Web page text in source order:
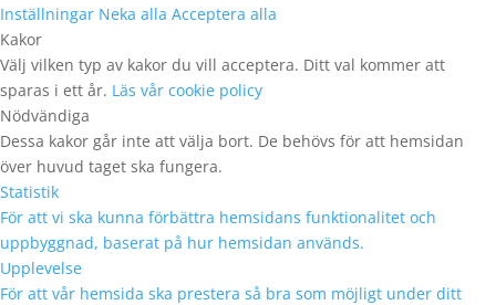
Inställningar Neka alla Acceptera alla
Kakor
Välj vilken typ av kakor du vill acceptera. Ditt val kommer att
sparas i ett år. Läs vår cookie policy
Nödvändiga
Dessa kakor går inte att välja bort. De behövs för att hemsidan
över huvud taget ska fungera.
Statistik
För att vi ska kunna förbättra hemsidans funktionalitet och
uppbyggnad, baserat på hur hemsidan används.
Upplevelse
För att vår hemsida ska prestera så bra som möjligt under ditt